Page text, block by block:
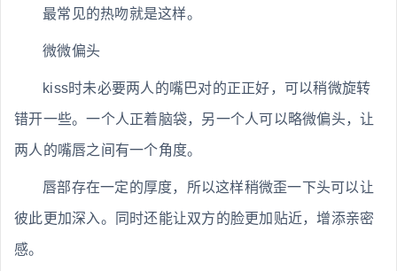
最常见的热吻就是这样。
微微偏头
kiss时未必要两人的嘴巴对的正正好，可以稍微旋转
错开一些。一个人正着脑袋，另一个人可以略微偏头，让
两人的嘴唇之间有一个角度。
唇部存在一定的厚度，所以这样稍微歪一下头可以让
彼此更加深入。同时还能让双方的脸更加贴近，增添亲密
感。